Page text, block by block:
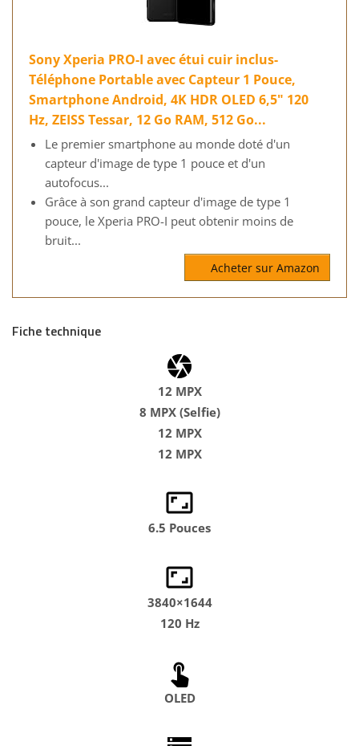
Sony Xperia PRO-I avec étui cuir inclus-
Téléphone Portable avec Capteur 1 Pouce,
Smartphone Android, 4K HDR OLED 6,5" 120
Hz, ZEISS Tessar, 12 Go RAM, 512 Go...
Le premier smartphone au monde doté d'un
capteur d'image de type 1 pouce et d'un
autofocus...
Grâce à son grand capteur d'image de type 1
pouce, le Xperia PRO-I peut obtenir moins de
bruit...
Acheter sur Amazon
Fiche technique
12 MPX
8 MPX (Selfie)
12 MPX
12 MPX
6.5 Pouces
3840×1644
120 Hz
OLED